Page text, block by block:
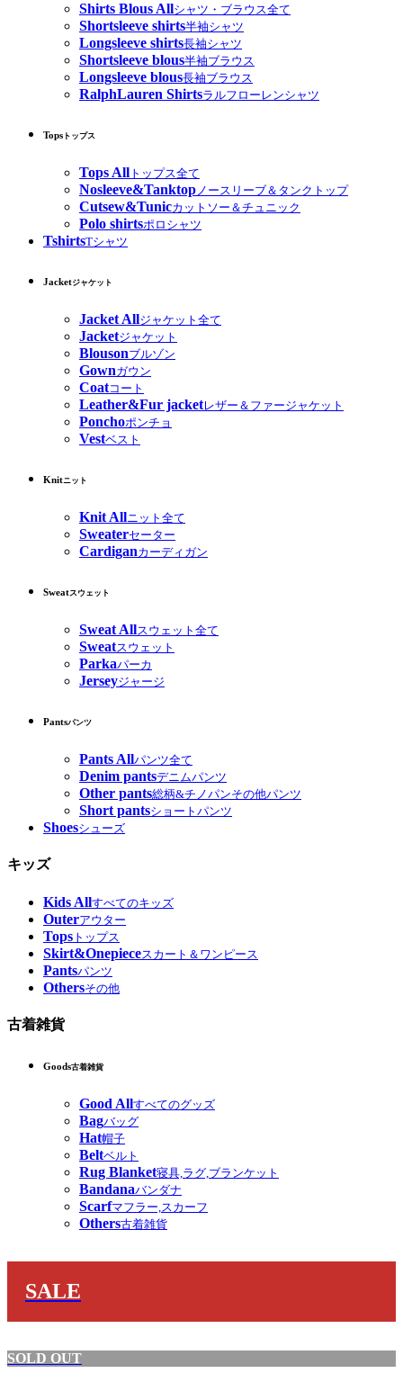
Shirts Blous Allシャツ・ブラウス全て
Shortsleeve shirts半袖シャツ
Longsleeve shirts長袖シャツ
Shortsleeve blous半袖ブラウス
Longsleeve blous長袖ブラウス
RalphLauren Shirtsラルフローレンシャツ
Tops トップス
Tops All トップス全て
Nosleeve&Tanktopノースリーブ＆タンクトップ
Cutsew&Tunicカットソー＆チュニック
Polo shirtsポロシャツ
TshirtsTシャツ
Jacketジャケット
Jacket Allジャケット全て
Jacketジャケット
Blousonブルゾン
Gownガウン
Coatコート
Leather&Fur jacketレザー＆ファージャケット
Ponchoポンチョ
Vestベスト
Knitニット
Knit Allニット全て
Sweaterセーター
Cardiganカーディガン
Sweatスウェット
Sweat Allスウェット全て
Sweatスウェット
Parkaパーカ
Jerseyジャージ
Pantsパンツ
Pants Allパンツ全て
Denim pantsデニムパンツ
Other pants総柄&チノパンその他パンツ
Short pantsショートパンツ
Shoesシューズ
キッズ
Kids Allすべてのキッズ
Outerアウター
Tops トップス
Skirt&Onepieceスカート＆ワンピース
Pantsパンツ
Othersその他
古着雑貨
Goods古着雑貨
Good Allすべてのグッズ
Bagバッグ
Hat帽子
Beltベルト
Rug Blanket寝具,ラグ,ブランケット
Bandanaバンダナ
Scarfマフラー,スカーフ
Others古着雑貨
SALE
SOLD OUT